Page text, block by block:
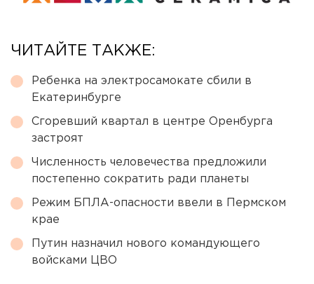
ЧИТАЙТЕ ТАКЖЕ:
Ребенка на электросамокате сбили в
Екатеринбурге
Сгоревший квартал в центре Оренбурга
застроят
Численность человечества предложили
постепенно сократить ради планеты
Режим БПЛА-опасности ввели в Пермском
крае
Путин назначил нового командующего
войсками ЦВО